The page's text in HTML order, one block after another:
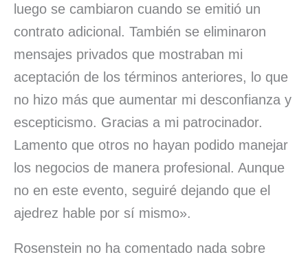
luego se cambiaron cuando se emitió un
contrato adicional. También se eliminaron
mensajes privados que mostraban mi
aceptación de los términos anteriores, lo que
no hizo más que aumentar mi desconfianza y
escepticismo. Gracias a mi patrocinador.
Lamento que otros no hayan podido manejar
los negocios de manera profesional. Aunque
no en este evento, seguiré dejando que el
ajedrez hable por sí mismo».
Rosenstein no ha comentado nada sobre